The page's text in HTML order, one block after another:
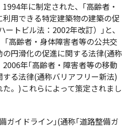
年に制定された、｢高齢者・
用できる特定建築物の建築の促
トビル法：2002年改訂）｣と、
｢高齢者・身体障害者等の公共交
円滑化の促進に関する法律(通称
年｢高齢者・障害者等の移動
る法律(通称バリアフリー新法)
。)これらによって策定されまし
ガイドライン｣(通称｢道路整備ガ